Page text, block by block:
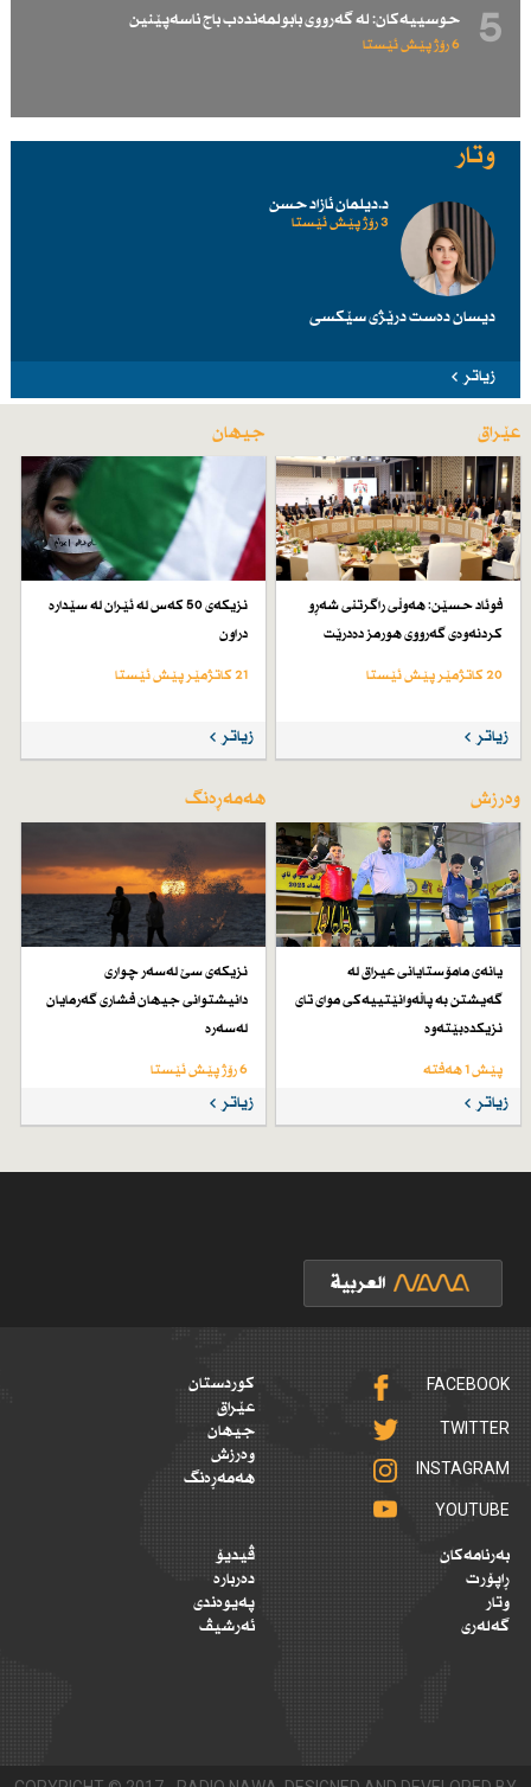
5 حوسییەكان: لە گەرووی بابولمەندەب باج ناسەپێنین
6 رۆژ پێش ئێستا
وتار
د.دیلمان ئازاد حسن
3 رۆژ پێش ئێستا
دیسان دەست درێژی سێكسی
زیاتر
عێراق
فوئاد حسێن: هەوڵی راگرتنی شەڕو
كردنەوەی گەرووی هورمز دەدرێت
20 کاتژمێر پێش ئێستا
زیاتر
جیهان
نزیكەی 50 كەس لە ئێران لە سێدارە
دراون
21 کاتژمێر پێش ئێستا
زیاتر
وەرزش
یانەی مامۆستایانی عیراق لە
گەیشتن بە پاڵەوانێتییەكی موای تای
نزیكدەبێتەوە
پێش 1 هەفتە
زیاتر
هەمەڕەنگ
نزیكەی سێ لەسەر چواری
دانیشتوانی جیهان فشاری گەرمایان
لەسەرە
6 رۆژ پێش ئێستا
زیاتر
FACEBOOK
TWITTER
INSTAGRAM
YOUTUBE
کوردستان
عێراق
جیهان
وەرزش
هەمەڕەنگ
بەرنامەکان
ڕاپۆرت
وتار
گەلەری
ڤیدیۆ
دەربارە
پەیوەندی
ئەرشیڤ